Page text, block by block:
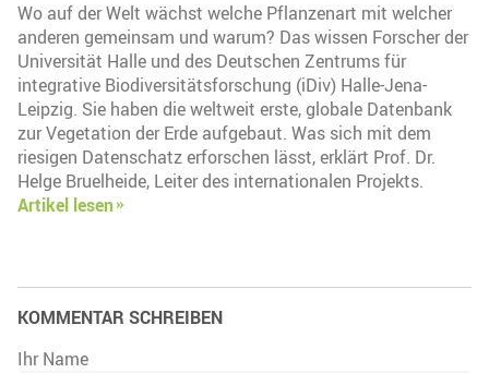
Wo auf der Welt wächst welche Pflanzenart mit welcher
anderen gemeinsam und warum? Das wissen Forscher der
Universität Halle und des Deutschen Zentrums für
integrative Biodiversitätsforschung (iDiv) Halle-Jena-
Leipzig. Sie haben die weltweit erste, globale Datenbank
zur Vegetation der Erde aufgebaut. Was sich mit dem
riesigen Datenschatz erforschen lässt, erklärt Prof. Dr.
Helge Bruelheide, Leiter des internationalen Projekts.
Artikel lesen
KOMMENTAR SCHREIBEN
Ihr Name